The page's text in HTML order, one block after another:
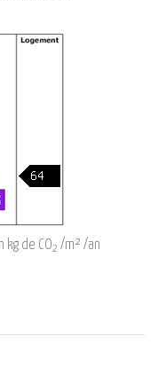
kg de CO2 /m² /an